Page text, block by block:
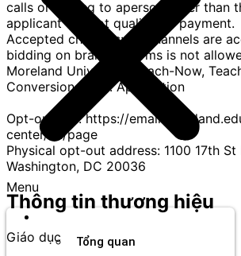
Menu
Thương hiệu
Tổng quan
calls or belong to aperson other than
applicant will not qualify for payment.
Accepted channels: All channels are
bidding on branded terms is not
Moreland University, Teach-Now,
Conversion Point: Application
Opt-out link: https://
center/en/page
Physical opt-out address: 1100 17th
Washington, DC 20036
Thông tin thương hiệu
Giáo dục